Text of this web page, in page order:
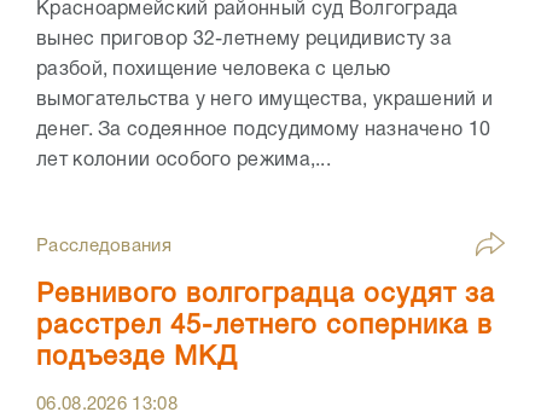
Красноармейский районный суд Волгограда
вынес приговор 32-летнему рецидивисту за
разбой, похищение человека с целью
вымогательства у него имущества, украшений и
денег. За содеянное подсудимому назначено 10
лет колонии особого режима,...
Расследования
Ревнивого волгоградца осудят за
расстрел 45-летнего соперника в
подъезде МКД
06.08.2026 13:08